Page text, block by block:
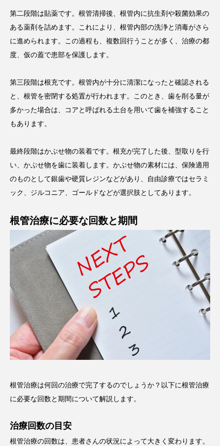
第二段階は貼薬です。根管清掃後、根管内に抗生剤や殺菌効果の
ある薬剤を詰めます。これにより、根管内部の洗浄と消毒がさら
に進められます。この過程も、複数回行うことが多く、治療の都
度、仮の蓋で患部を保護します。
第三段階は根充です。根管内が十分に清潔になったと確認される
と、根管を密閉する処置が行われます。このとき、歯を削る量が
多かった場合は、コアと呼ばれる土台を用いて歯を補強すること
もあります。
最終段階はかぶせ物の装着です。根充が完了した後、型取りを行
い、かぶせ物を歯に装着します。かぶせ物の素材には、保険適用
のものとして銀歯や硬質レジンなどがあり、自由診療ではセラミ
ック、ジルコニア、ゴールドなどが選択肢としてあります。
根管治療に必要な回数と期間
根管治療は何回の治療で完了するのでしょうか？以下に根管治療
に必要な回数と期間について解説します。
治療回数の目安
根管治療の回数は、患者さんの状況によって大きく変わります。